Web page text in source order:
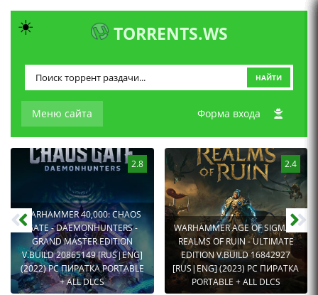
TORRENTS.WS
Меню сайта
НАЙТИ
Форма входа
2.8
WARHAMMER 40,000: CHAOS
GATE - DAEMONHUNTERS -
GRAND MASTER EDITION
V.BUILD 20865149 [RUS|ENG]
(2022) PC ПИРАТКА PORTABLE
+ ALL DLCS
2.4
WARHAMMER AGE OF SIGMAR:
REALMS OF RUIN - ULTIMATE
EDITION V.BUILD 16842927
[RUS|ENG] (2023) PC ПИРАТКА
PORTABLE + ALL DLCS
☀️